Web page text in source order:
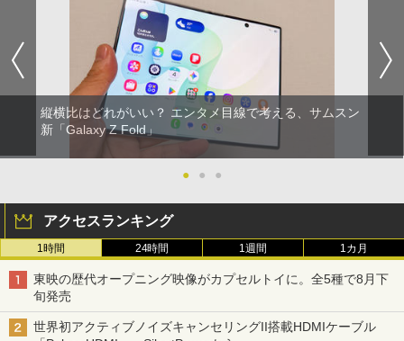
縦横比はどれがいい？ エンタメ目線で考える、サムスン
新「Galaxy Z Fold」
● ● ●
アクセスランキング
1時間 24時間 1週間 1カ月
東映の歴代オープニング映像がカプセルトイに。全5種で8月下
旬発売
世界初アクティブノイズキャンセリングII搭載HDMIケーブル